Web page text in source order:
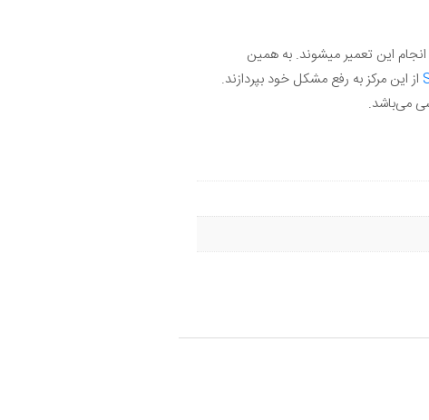
این تعمیر میشوند. به همین
از این مرکز به رفع مشکل خود بپردازند.
می‌باشد.